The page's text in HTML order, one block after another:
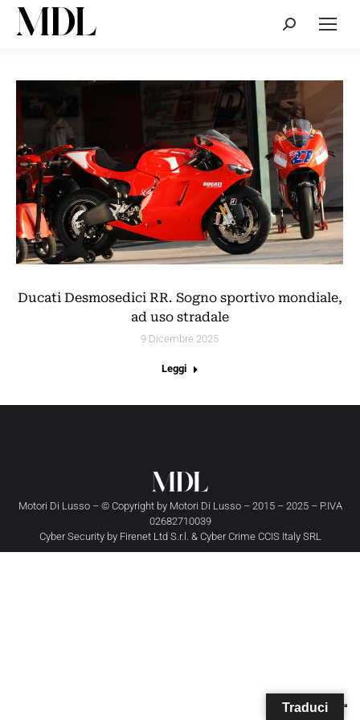
Cerca:
Ducati Desmosedici RR. Sogno sportivo mondiale,
ad uso stradale
9 Dicembre 2025
Leggi
Motori Di Lusso – © Copyright by Motori Di Lusso– 2015 – 2025 – P.IVA
02682710039
Cyber Security by Firenet Ltd S.r.l. & Cyber Crime CCIS Italy SRL
Traduci